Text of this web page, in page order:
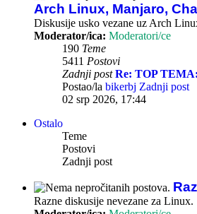
Arch Linux, Manjaro,
Diskusije usko vezane uz Arch
Moderator/ica: Moderatori/ce
190 Teme
5411 Postovi
Zadnji post Re: TOP
Postao/la bikerbj Zadnji post
02 srp 2026, 17:44
Ostalo
Teme
Postovi
Zadnji post
Razne diskusije nevezane za Linux.